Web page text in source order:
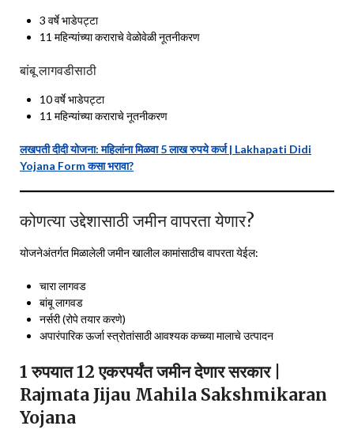
3 वर्षे भाडेपट्टा
11 महिन्यांच्या कराराचे वेळोवेळी नूतनीकरण
बांबू लागवडीसाठी
10 वर्षे भाडेपट्टा
11 महिन्यांच्या कराराचे नूतनीकरण
लखपती दीदी योजना: महिलांना मिळवा 5 लाख रुपये कर्ज | Lakhapati Didi
Yojana Form कसा भरावा?
कोणत्या उद्देशासाठी जमीन वापरता येणार?
योजनेअंतर्गत मिळालेली जमीन खालील कामांसाठीच वापरता येईल:
चारा लागवड
बांबू लागवड
नर्सरी (रोपे तयार करणे)
अपारंपारिक ऊर्जा स्त्रोतांसाठी आवश्यक कच्च्या मालाचे उत्पादन
1 रुपयात 12 एकरपर्यंत जमीन देणार सरकार |
Rajmata Jijau Mahila Sakshmikaran
Yojana